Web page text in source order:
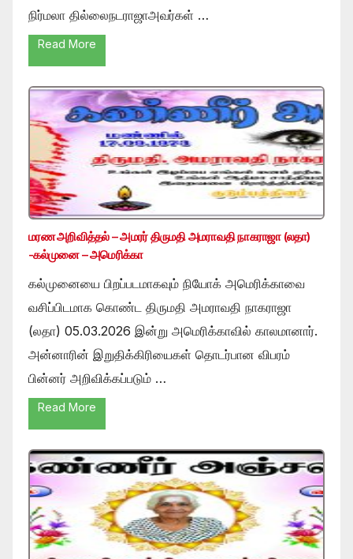
நிர்மலா தில்லைநடராஜாஅவர்கள் …
Read More
மரண அறிவித்தல் – அமரர் திருமதி அமராவதி நாகராஜா (லதா)
-கல்முனை – அமெரிக்கா
கல்முனையை பிறப்படமாகவும் நியோக் அமெரிக்காவை
வசிப்பிடமாக கொண்ட திருமதி அமராவதி நாகராஜா
(லதா) 05.03.2026 இன்று அமெரிக்காவில் காலமானார்.
அன்னாரின் இறுதிக்கிரியைகள் தொடர்பான விபரம்
பின்னர் அறிவிக்கப்படும் …
Read More